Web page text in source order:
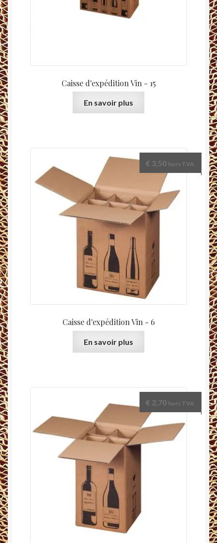
Caisse d'expédition Vin - 15
En savoir plus
Caisse d'expédition Vin - 6
€ 3,50 hors TVA
En savoir plus
€ 2,70 hors TVA